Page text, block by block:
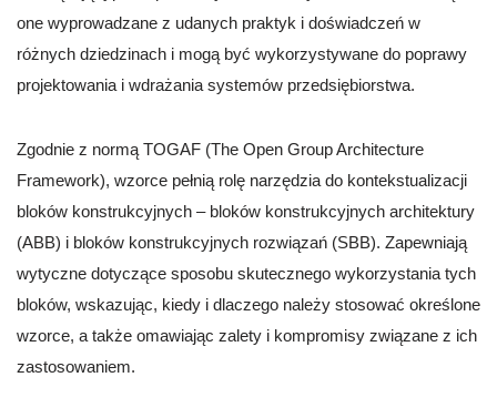
one wyprowadzane z udanych praktyk i doświadczeń w
różnych dziedzinach i mogą być wykorzystywane do poprawy
projektowania i wdrażania systemów przedsiębiorstwa.
Zgodnie z normą TOGAF (The Open Group Architecture
Framework), wzorce pełnią rolę narzędzia do kontekstualizacji
bloków konstrukcyjnych – bloków konstrukcyjnych architektury
(ABB) i bloków konstrukcyjnych rozwiązań (SBB). Zapewniają
wytyczne dotyczące sposobu skutecznego wykorzystania tych
bloków, wskazując, kiedy i dlaczego należy stosować określone
wzorce, a także omawiając zalety i kompromisy związane z ich
zastosowaniem.